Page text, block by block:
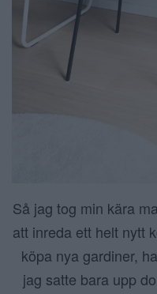
Så jag tog min kära
att inreda ett helt nytt
köpa nya gardiner,
jag satte bara upp